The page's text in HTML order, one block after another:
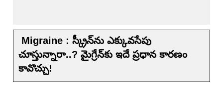
Migraine : స్క్రీన్‌ను ఎక్కువసేపు
చూస్తున్నారా..? మైగ్రేన్‌కు ఇదే ప్రధాన కారణం
కావొచ్చు!